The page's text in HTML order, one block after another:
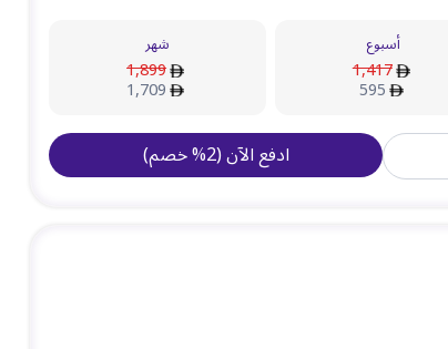
أسبوع
1,417
595
شهر
1,899
1,709
ادفع الآن(
2
%خصم)